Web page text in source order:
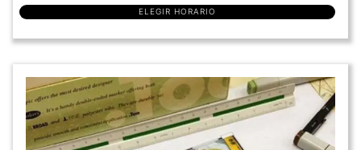
ELEGIR HORARIO